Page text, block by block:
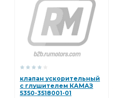
клапан ускорительный
с глушителем КАМАЗ
5350-3518001-01